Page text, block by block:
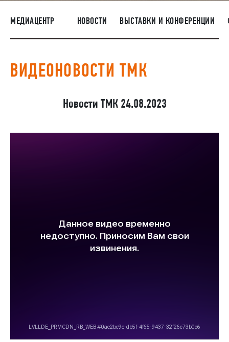
ПОСТАВЩИКАМ
R&D
КОРПОРАТИВНЫЙ УНИВЕРСИТЕТ TMK2U
МЕДИАЦЕНТР НОВОСТИ ВЫСТАВКИ И КОНФЕРЕНЦИИ
ВИДЕОНОВОСТИ ТМК
Новости ТМК 24.08.2023